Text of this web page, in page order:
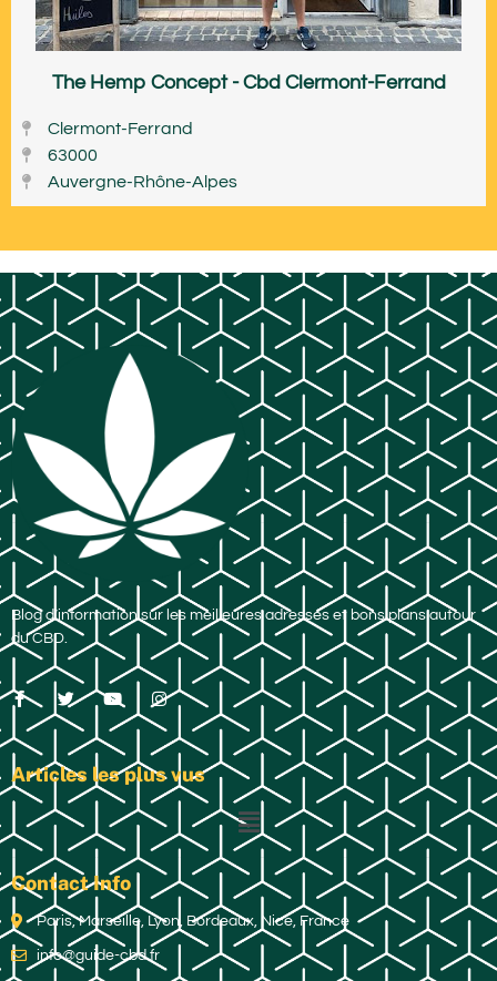
The Hemp Concept - Cbd Clermont-Ferrand
Clermont-Ferrand
63000
Auvergne-Rhône-Alpes
Blog d’information sur les meilleures adresses et bons plans autour
du CBD.
Articles les plus vus
Contact Info
Paris, Marseille, Lyon, Bordeaux, Nice, France
info@guide-cbd.fr